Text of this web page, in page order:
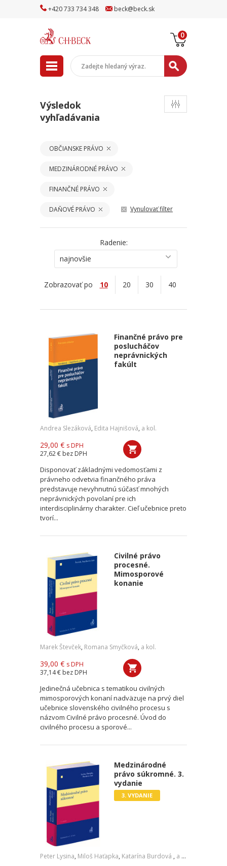
+420733 734348 beck@beck.sk
0
Výsledok
vyhľadávania
OBČIANSKE PRÁVO
MEDZINÁRODNÉ PRÁVO
FINANČNÉ PRÁVO
DAŇOVÉ PRÁVO Vynulovať filter
Radenie:
najnovšie
Zobrazovať po 10 20 30 40
Finančné právo pre
poslucháčov
neprávnických
fakúlt
Andrea Slezáková, Edita Hajnišová, a kol.
29,00 € s DPH
27,62 € bez DPH
Disponovať základnými vedomosťami z
právneho odvetvia finančného práva
predstavuje nevyhnutnú súčasť mnohých
neprávnických povolaní pre ich
interdisciplinárny charakter. Cieľ učebnice preto
tvorí...
Civilné právo
procesné.
Mimosporové
konanie
Marek Števček, Romana Smyčková, a kol.
39,00 € s DPH
37,14 € bez DPH
Jedinečná učebnica s tematikou civilných
mimosporových konaní nadväzuje na prvý diel
učebnice slovenského civilného procesu s
názvom Civilné právo procesné. Úvod do
civilného procesu a sporové...
Medzinárodné
právo súkromné. 3.
vydanie
3. VYDANIE
Peter Lysina, Miloš Haťapka, Katarína Burdová , a kol.